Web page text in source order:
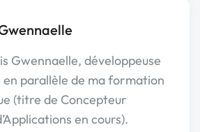
Gwennaelle, développeuse
parallèle de ma formation
(titre de Concepteur
en cours).